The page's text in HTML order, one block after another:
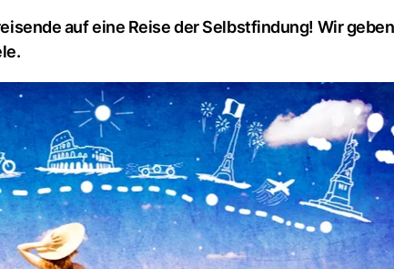
auf eine Reise der Selbstfindung! Wir